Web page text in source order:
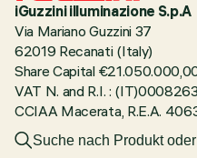
iGuzzini illuminazione S.p.A
Via Mariano Guzzini 37
62019 Recanati (Italy)
Share Capital
VAT N. and R.I. :
CCIAA Macerata, R.E.A.